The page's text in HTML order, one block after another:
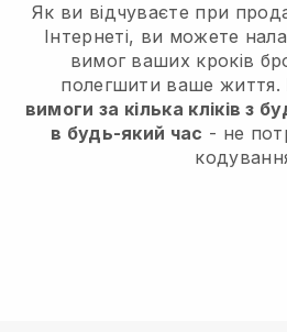
Як ви відчуваєте при
Інтернеті, ви можете
вимог ваших кроків
полегшити ваше життя.
вимоги за кілька кліків з
в будь-який час - не